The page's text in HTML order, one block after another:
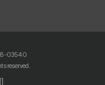
03540
reserved.